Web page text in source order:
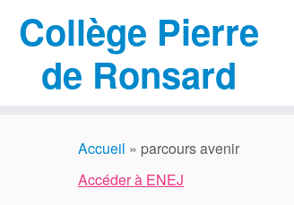
Collège Pierre
de Ronsard
Accueil » parcours avenir
Accéder à ENEJ